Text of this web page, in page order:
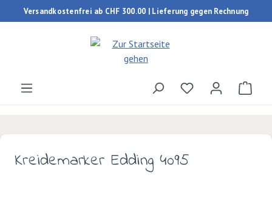
Zum Hauptinhalt springen
Versandkostenfrei ab CHF 300.00 | Lieferung gegen Rechnung
Du hast 0
Kreidemarker Edding 4095